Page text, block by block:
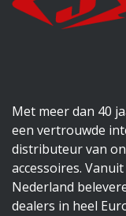
Met meer dan 40
een vertrouwde
distributeur van
accessoires.
Nederland
dealers in heel